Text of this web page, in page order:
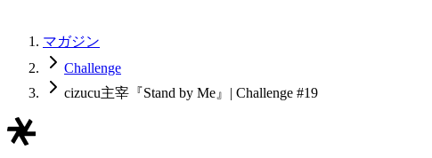
マガジン
Challenge
cizucu主宰『Stand by Me』| Challenge #19